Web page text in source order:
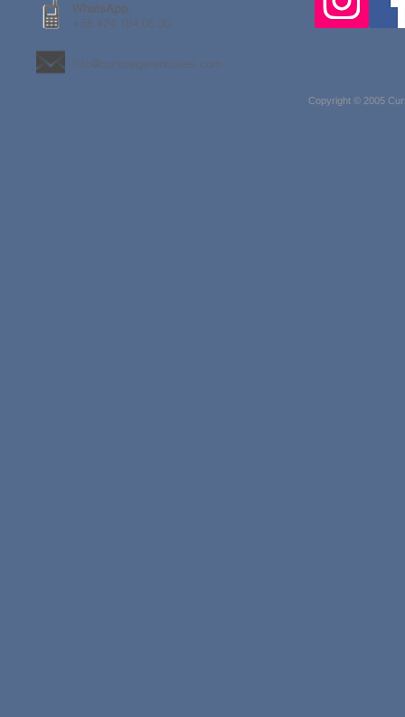
WhatsApp:
+58 424 184.05.30
info@cursosgerenciales.com
Copyright © 2005